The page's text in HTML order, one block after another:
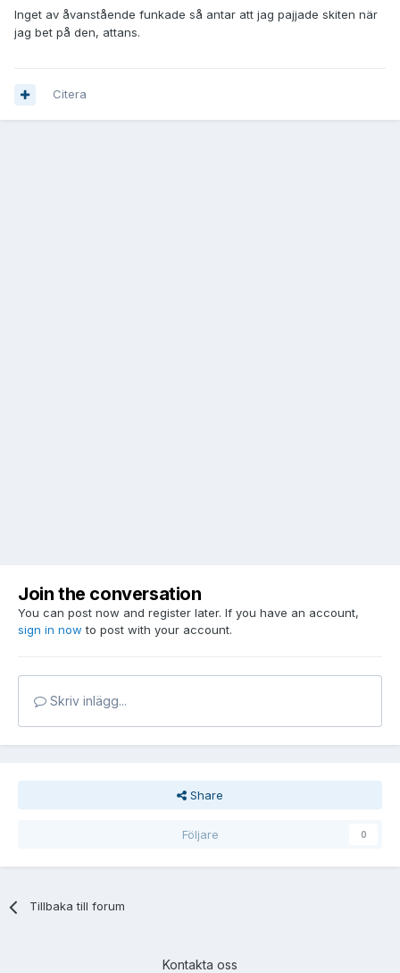
Inget av åvanstående funkade så antar att jag pajjade skiten när
jag bet på den, attans.
Citera
Join the conversation
You can post now and register later. If you have an account,
sign in now to post with your account.
Skriv inlägg...
Share
Följare 0
Tillbaka till forum
Kontakta oss